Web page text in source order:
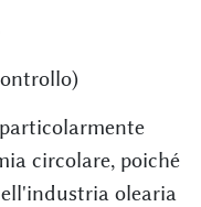
circolare, poiché
olearia